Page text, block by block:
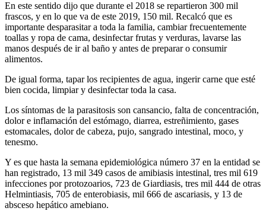
En este sentido dijo que durante el 2018 se repartieron 300 mil
frascos, y en lo que va de este 2019, 150 mil. Recalcó que es
importante desparasitar a toda la familia, cambiar frecuentemente
toallas y ropa de cama, desinfectar frutas y verduras, lavarse las
manos después de ir al baño y antes de preparar o consumir
alimentos.
De igual forma, tapar los recipientes de agua, ingerir carne que esté
bien cocida, limpiar y desinfectar toda la casa.
Los síntomas de la parasitosis son cansancio, falta de concentración,
dolor e inflamación del estómago, diarrea, estreñimiento, gases
estomacales, dolor de cabeza, pujo, sangrado intestinal, moco, y
tenesmo.
Y es que hasta la semana epidemiológica número 37 en la entidad se
han registrado, 13 mil 349 casos de amibiasis intestinal, tres mil 619
infecciones por protozoarios, 723 de Giardiasis, tres mil 444 de otras
Helmintiasis, 705 de enterobiasis, mil 666 de ascariasis, y 13 de
absceso hepático amebiano.